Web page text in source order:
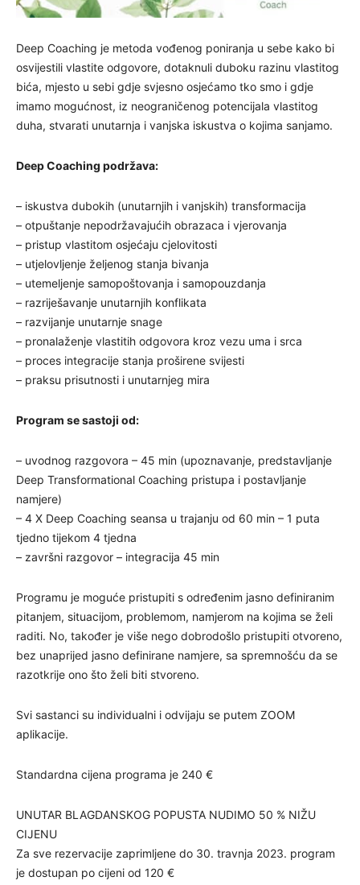
Deep Coaching je metoda vođenog poniranja u sebe kako bi
osvijestili vlastite odgovore, dotaknuli duboku razinu vlastitog
bića, mjesto u sebi gdje svjesno osjećamo tko smo i gdje
imamo mogućnost, iz neograničenog potencijala vlastitog
duha, stvarati unutarnja i vanjska iskustva o kojima sanjamo.
Deep Coaching podržava:
– iskustva dubokih (unutarnjih i vanjskih) transformacija
– otpuštanje nepodržavajućih obrazaca i vjerovanja
– pristup vlastitom osjećaju cjelovitosti
– utjelovljenje željenog stanja bivanja
– utemeljenje samopoštovanja i samopouzdanja
– razriješavanje unutarnjih konflikata
– razvijanje unutarnje snage
– pronalaženje vlastitih odgovora kroz vezu uma i srca
– proces integracije stanja proširene svijesti
– praksu prisutnosti i unutarnjeg mira
Program se sastoji od:
– uvodnog razgovora – 45 min (upoznavanje, predstavljanje
Deep Transformational Coaching pristupa i postavljanje
namjere)
– 4 X Deep Coaching seansa u trajanju od 60 min – 1 puta
tjedno tijekom 4 tjedna
– završni razgovor – integracija 45 min
Programu je moguće pristupiti s određenim jasno definiranim
pitanjem, situacijom, problemom, namjerom na kojima se želi
raditi. No, također je više nego dobrodošlo pristupiti otvoreno,
bez unaprijed jasno definirane namjere, sa spremnošću da se
razotkrije ono što želi biti stvoreno.
Svi sastanci su individualni i odvijaju se putem ZOOM
aplikacije.
Standardna cijena programa je 240 €
UNUTAR BLAGDANSKOG POPUSTA NUDIMO 50 % NIŽU
CIJENU
Za sve rezervacije zaprimljene do 30. travnja 2023. program
je dostupan po cijeni od 120 €